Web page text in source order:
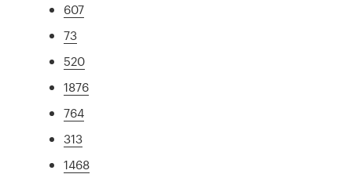
607
73
520
1876
764
313
1468